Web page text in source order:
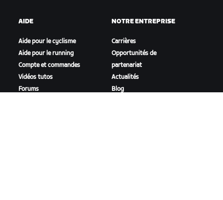
AIDE
Aide pour le cyclisme
Aide pour le running
Compte et commandes
Vidéos tutos
Forums
NOTRE ENTREPRISE
Carrières
Opportunités de
partenariat
Actualités
Blog